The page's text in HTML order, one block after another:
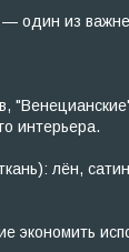
из
интерьера.
лён,